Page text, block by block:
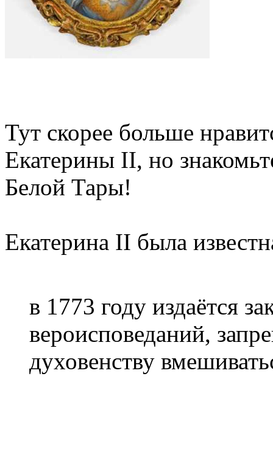
Тут скорее больше
Екатерины II, но
Белой Тары!
Екатерина II была
в 1773 году издаётся
вероисповеданий,
духовенству